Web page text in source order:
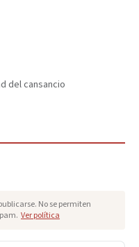
del cansancio
No se permiten
Ver política